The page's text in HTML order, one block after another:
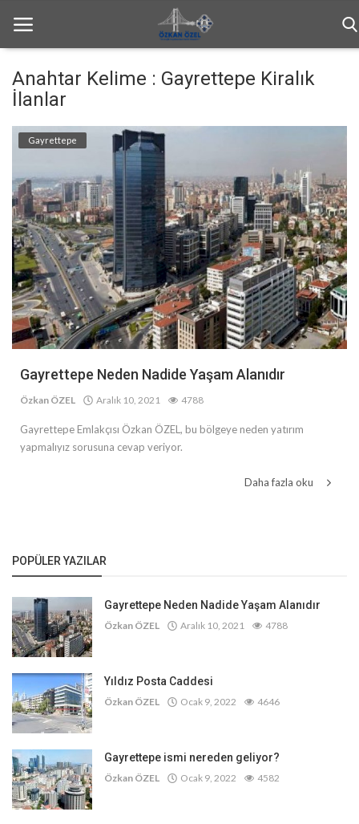
Bilgilendirme
Haftalık Bülten
Genel
İletişim
Türkçe
Anahtar Kelime : Gayrettepe Kiralık
İlanlar
Gayrettepe
Gayrettepe Neden Nadide Yaşam Alanıdır
Özkan ÖZEL Aralık 10, 2021 4788
Gayrettepe Emlakçısı Özkan ÖZEL, bu bölgeye neden yatırım
yapmalıyız sorusuna cevap veriyor.
Daha fazla oku
POPÜLER YAZILAR
Gayrettepe Neden Nadide Yaşam Alanıdır
Özkan ÖZEL Aralık 10, 2021 4788
Yıldız Posta Caddesi
Özkan ÖZEL Ocak 9, 2022 4646
Gayrettepe ismi nereden geliyor?
Özkan ÖZEL Ocak 9, 2022 4582